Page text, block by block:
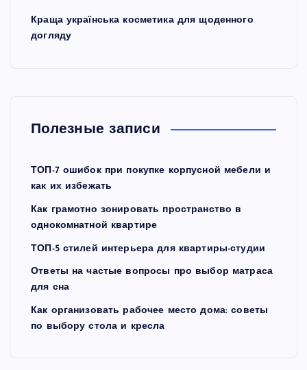
Краща українська косметика для щоденного
догляду
Полезные записи
ТОП-7 ошибок при покупке корпусной мебели и
как их избежать
Как грамотно зонировать пространство в
однокомнатной квартире
ТОП-5 стилей интерьера для квартиры-студии
Ответы на частые вопросы про выбор матраса
для сна
Как организовать рабочее место дома: советы
по выбору стола и кресла